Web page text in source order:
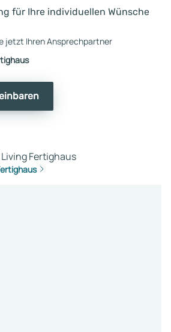
für Ihre individuellen Wünsche
jetzt Ihren Ansprechpartner
Fertighaus